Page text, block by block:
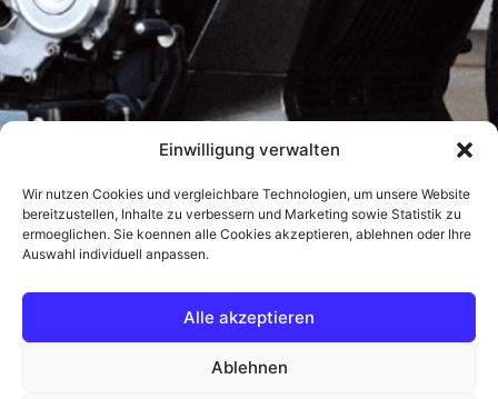
Einwilligung verwalten
Wir nutzen Cookies und vergleichbare Technologien, um unsere Website
bereitzustellen, Inhalte zu verbessern und Marketing sowie Statistik zu
ermoeglichen. Sie koennen alle Cookies akzeptieren, ablehnen oder Ihre
Auswahl individuell anpassen.
Alle akzeptieren
Ablehnen